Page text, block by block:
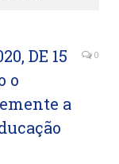
DE 15
o
a
0